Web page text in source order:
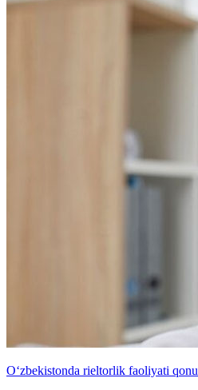
O‘zbekistonda rieltorlik faoliyati